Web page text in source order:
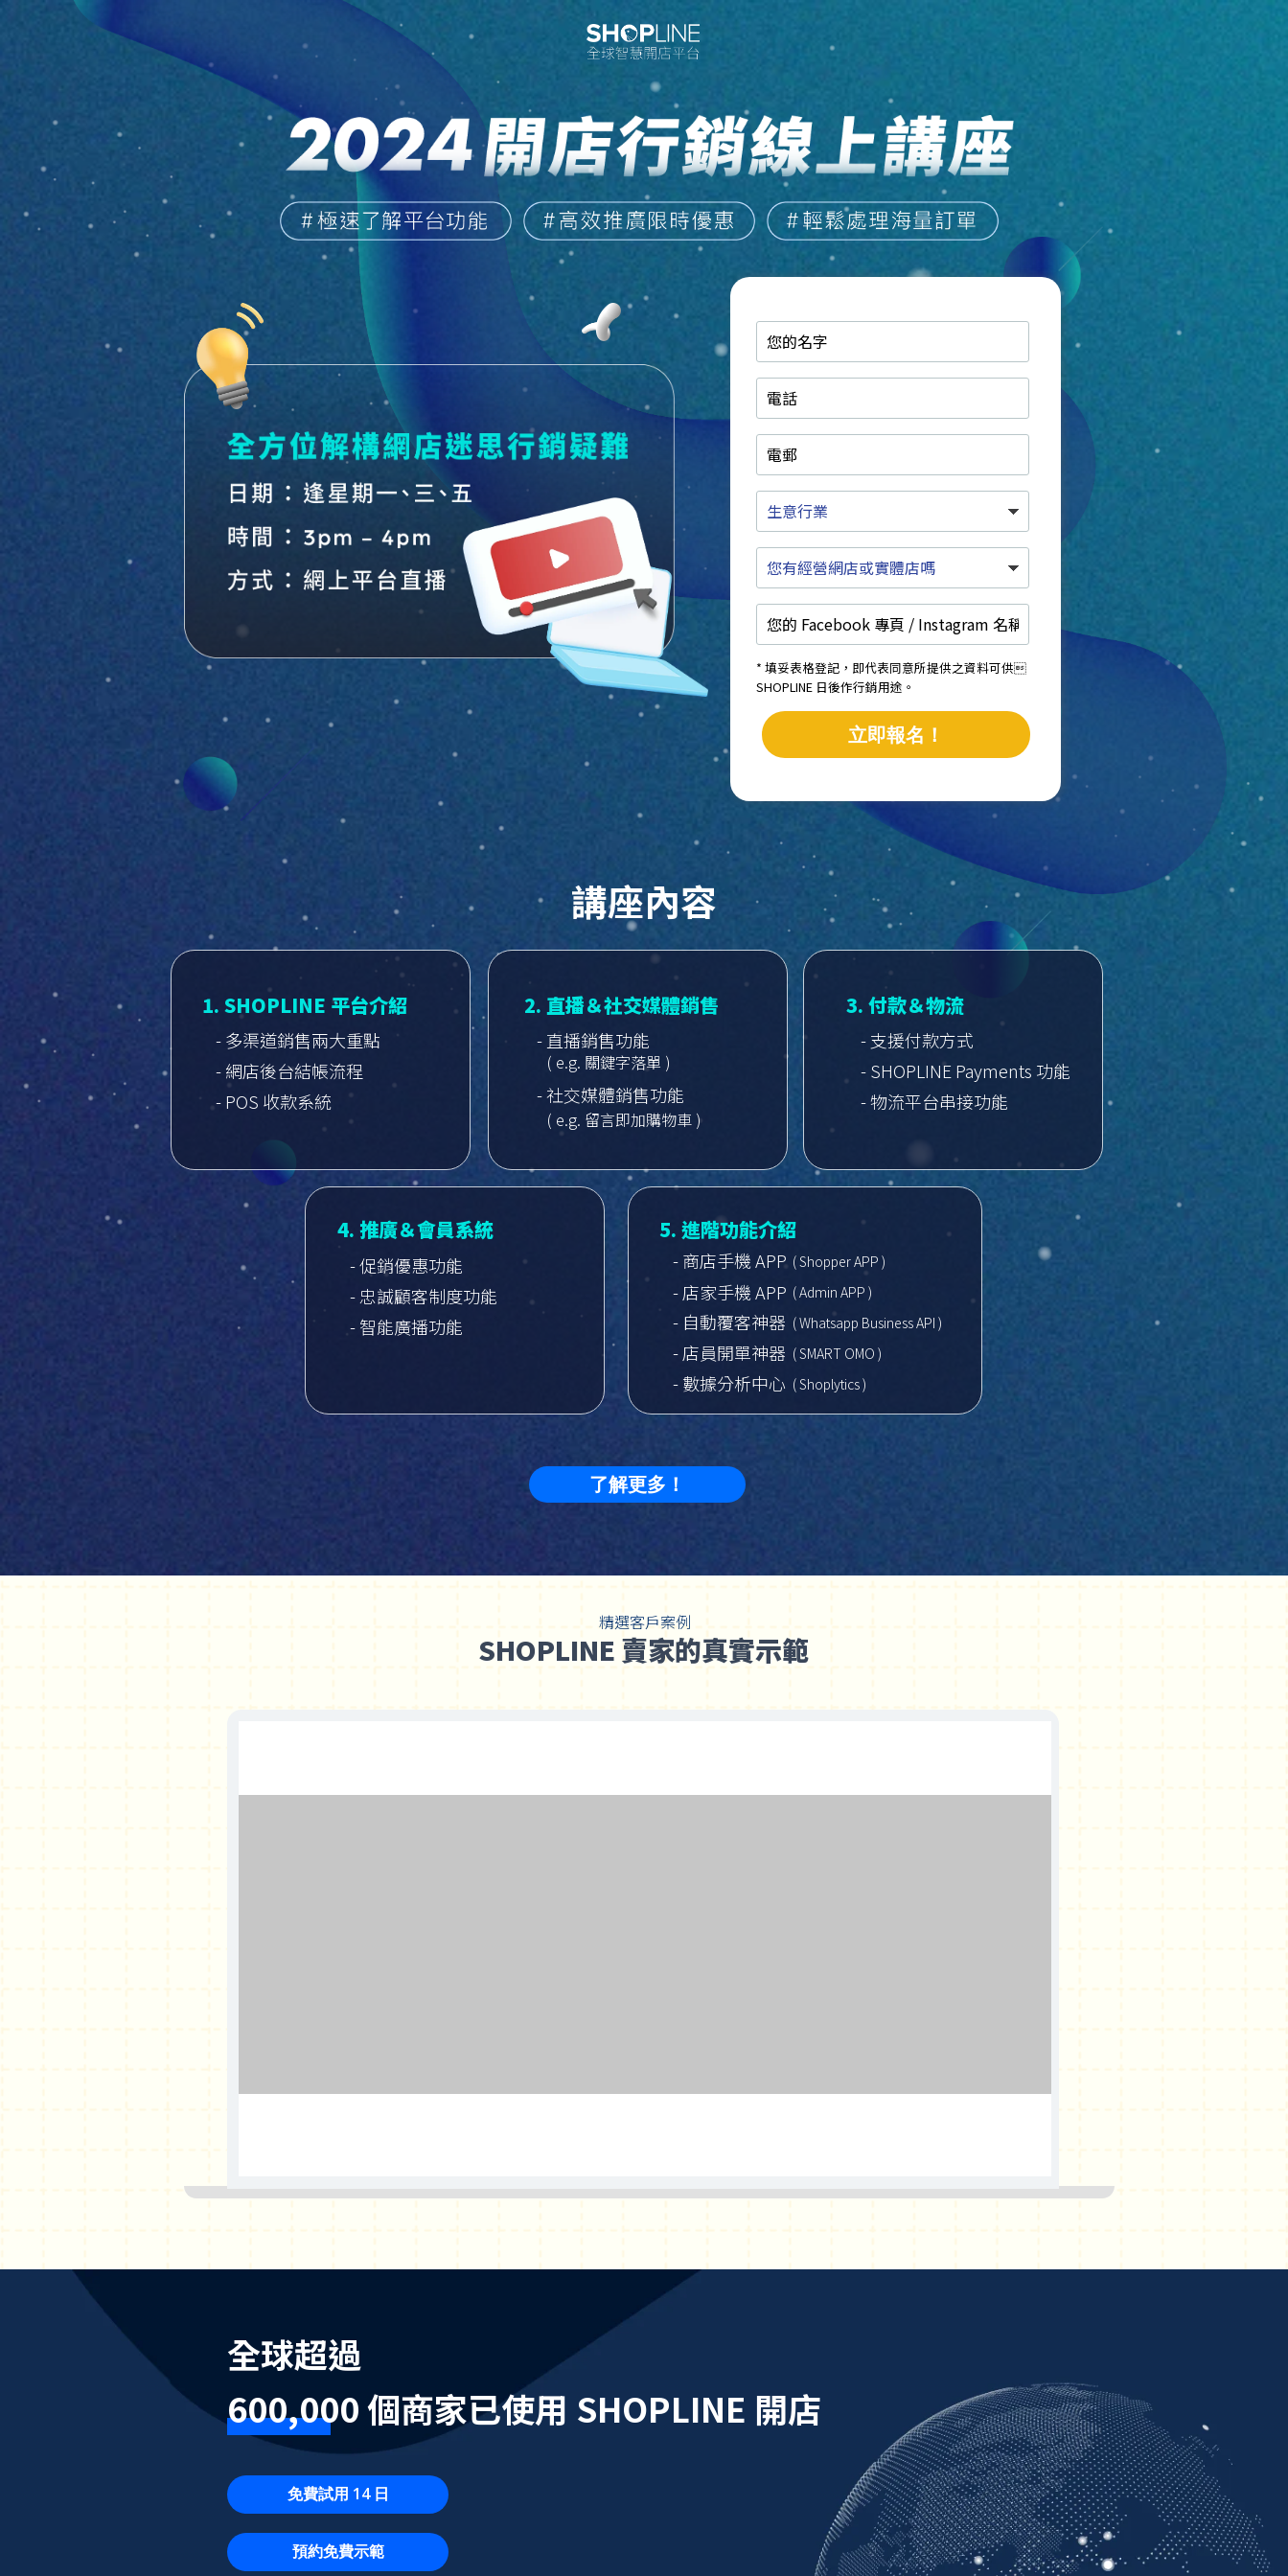
您
的
名
字
電
話
電
郵
生
意
行
業
您
有
經
營
網
店
或
實
店
嗎
您
的
Facebook
專
頁
Instagram
名
稱
立即報名！
* 填妥表格登記，即代表同意所提供之資料可供
SHOPLINE 日後作行銷用途。
講座內容
1. SHOPLINE 平台介紹 2. 直播＆社交媒體銷售 3. 付款＆物流
- 多渠道銷售兩大重點
- 網店後台結帳流程
- POS 收款系統
- 直播銷售功能
- 支援付款方式
- SHOPLINE Payments 功能
- 物流平台串接功能
( e.g. 關鍵字落單 )
- 社交媒體銷售功能
( e.g. 留言即加購物車 )
4. 推廣＆會員系統 5. 進階功能介紹
- 商店手機 APP ( Shopper APP )
- 促銷優惠功能
- 忠誠顧客制度功能
- 智能廣播功能
- 店家手機 APP ( Admin APP )
- 自動覆客神器 ( Whatsapp Business API )
- 店員開單神器 ( SMART OMO )
- 數據分析中心 ( Shoplytics )
了解更多！
精選客戶案例
SHOPLINE 賣家的真實示範
全球超過
600,000 個商家已使用 SHOPLINE 開店
免費試用 14 日
預約免費示範